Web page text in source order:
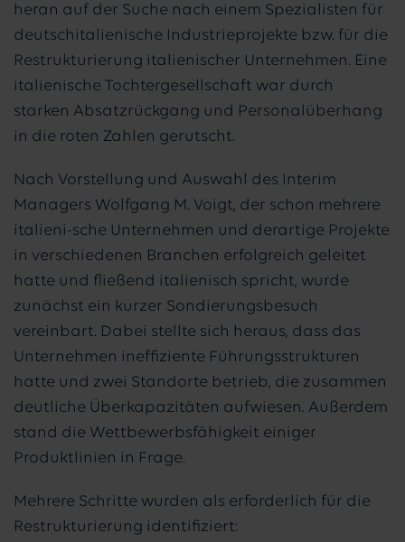
heran auf der Suche nach einem Spezialisten für
deutschitalienische Industrieprojekte bzw. für die
Restrukturierung italienischer Unternehmen. Eine
italienische Tochtergesellschaft war durch
starken Absatzrückgang und Personalüberhang
in die roten Zahlen gerutscht.
Nach Vorstellung und Auswahl des Interim
Managers Wolfgang M. Voigt, der schon mehrere
italieni-sche Unternehmen und derartige Projekte
in verschiedenen Branchen erfolgreich geleitet
hatte und fließend italienisch spricht, wurde
zunächst ein kurzer Sondierungsbesuch
vereinbart. Dabei stellte sich heraus, dass das
Unternehmen ineffiziente Führungsstrukturen
hatte und zwei Standorte betrieb, die zusammen
deutliche Überkapazitäten aufwiesen. Außerdem
stand die Wettbewerbsfähigkeit einiger
Produktlinien in Frage.
Mehrere Schritte wurden als erforderlich für die
Restrukturierung identifiziert: